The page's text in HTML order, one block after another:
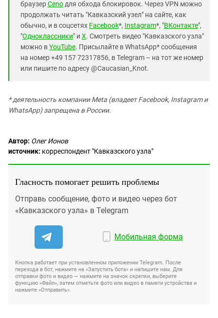
браузерCeno для обхода блокировок. Через VPN можно
продолжать читать "Кавказский узел" на сайте, как
обычно, и в соцсетях Facebook*, Instagram*, "ВКонтакте",
"Одноклассники" и X. Смотреть видео "Кавказского узла"
можно вYouTube. Присылайте в WhatsApp* сообщения
на номер +49 157 72317856, в Telegram – на тот же номер
или пишите по адресу @Caucasian_Knot.
* деятельность компании Meta (владеет Facebook, Instagram и
WhatsApp) запрещена в России.
Автор: Олег Ионов
источник: корреспондент "Кавказского узла"
Гласность помогает решить проблемы
Отправь сообщение, фото и видео через бот
«Кавказского узла» в Telegram
Мобильная форма
Кнопка работает при установленном приложении Telegram. После
перехода в бот, нажмите на «Запустить бота» и напишите нам. Для
отправки фото и видео — нажмите на значок скрепки, выберите
функцию «Файл», затем отметьте фото или видео в памяти устройства и
нажмите «Отправить».